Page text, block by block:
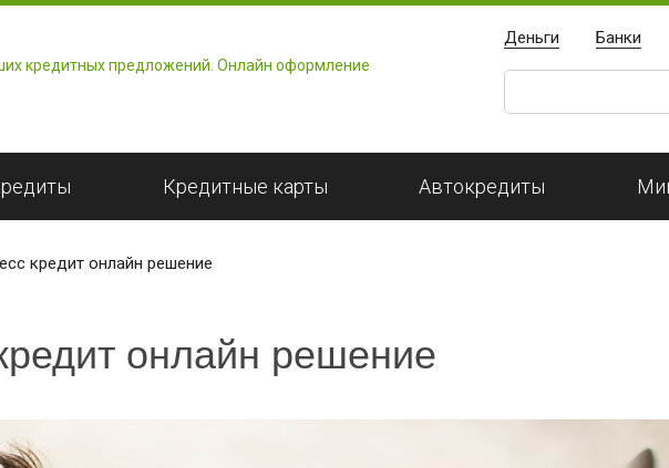
Деньги Банки
Кредитные карты Автокредиты
кредит онлайн решение
онлайн решение